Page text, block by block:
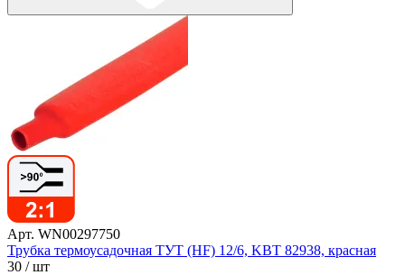
Арт. WN00297750
Трубка термоусадочная ТУТ (HF) 12/6, KBT 82938, красная
30 / шт